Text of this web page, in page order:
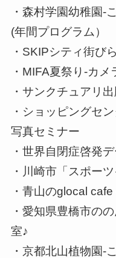
・森村学園幼稚園-
(年間プログラム）
・SKIPシティ街び
・MIFA夏祭り-カメ
・サンクチュアリ出
・ショッピングセ
写真セミナー
・世界自閉症啓発
・川崎市「スポー
・青山のglocal
・愛知県豊橋市の
室♪
・京都北山植物園-